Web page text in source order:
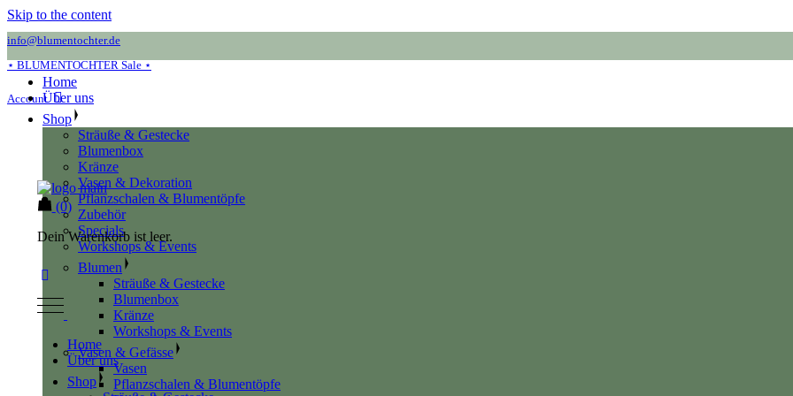
Skip to the content
info@blumentochter.de
⋆ BLUMENTOCHTER Sale ⋆
Account
Home
Über uns
Shop
Sträuße & Gestecke
Blumenbox
Kränze
Vasen & Dekoration
Pflanzschalen & Blumentöpfe
Zubehör
Specials
Workshops & Events
Blumen
Sträuße & Gestecke
Blumenbox
Kränze
Workshops & Events
Vasen & Gefässe
Vasen
Pflanzschalen & Blumentöpfe
(0)
Dein Warenkorb ist leer.
Home
Über uns
Shop